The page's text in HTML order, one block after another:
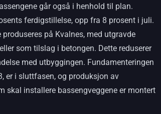
går også i henhold til plan.
ferdigstillelse, opp fra 8 prosent i juli.
på Kvalnes, med utgravde
som tilslag i betongen. Dette reduserer
med utbyggingen. Fundamenteringen
er i sluttfasen, og produksjon av
skal installere bassengveggene er montert